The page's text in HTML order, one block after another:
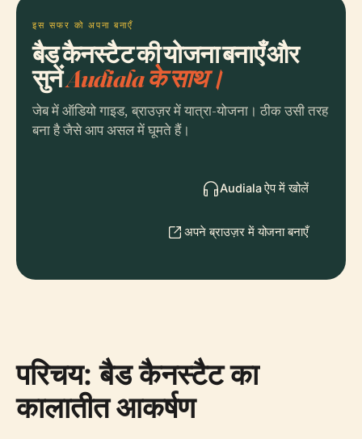
इस सफर को अपना बनाएँ
बैड कैनस्टैट की योजना बनाएँ और
सुनेंAudiala के साथ।
जेब में ऑडियो गाइड, ब्राउज़र में यात्रा-योजना। ठीक उसी तरह
बना है जैसे आप असल में घूमते हैं।
Audiala ऐप में खोलें
अपने ब्राउज़र में योजना बनाएँ
परिचय: बैड कैनस्टैट का
कालातीत आकर्षण